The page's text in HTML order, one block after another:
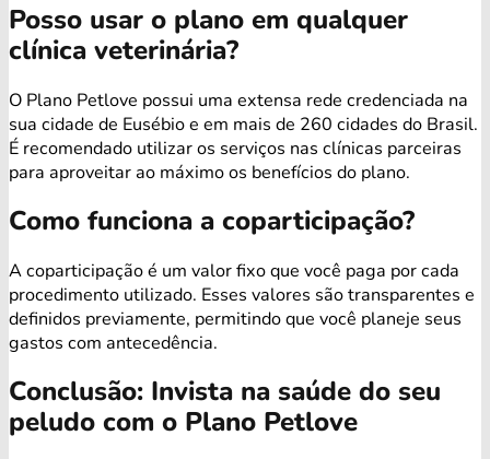
Posso usar o plano em qualquer
clínica veterinária?
O Plano Petlove possui uma extensa rede credenciada na
sua cidade de Eusébio e em mais de 260 cidades do Brasil.
É recomendado utilizar os serviços nas clínicas parceiras
para aproveitar ao máximo os benefícios do plano.
Como funciona a coparticipação?
A coparticipação é um valor fixo que você paga por cada
procedimento utilizado. Esses valores são transparentes e
definidos previamente, permitindo que você planeje seus
gastos com antecedência.
Conclusão: Invista na saúde do seu
peludo com o Plano Petlove